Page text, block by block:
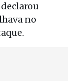
declarou
no